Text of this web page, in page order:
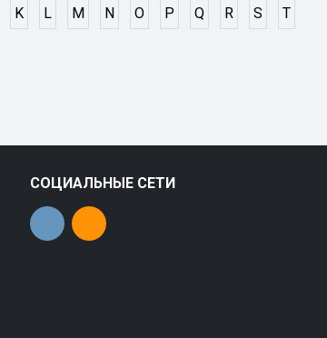
K L M N O P Q R S T
СОЦИАЛЬНЫЕ СЕТИ